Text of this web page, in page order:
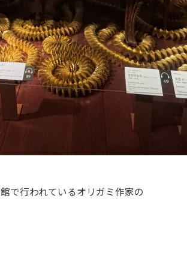
で行われているオリガミ作家の